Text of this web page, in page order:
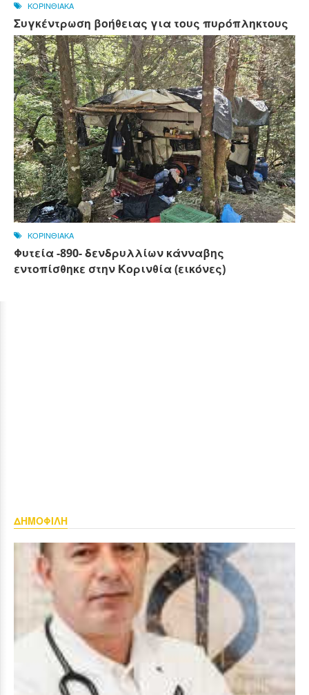
ΚΟΡΙΝΘΙΑΚΑ
Συγκέντρωση βοήθειας για τους πυρόπληκτους
ΚΟΡΙΝΘΙΑΚΑ
Φυτεία -890- δενδρυλλίων κάνναβης
εντοπίσθηκε στην Κορινθία (εικόνες)
ΔΗΜΟΦΙΛΗ